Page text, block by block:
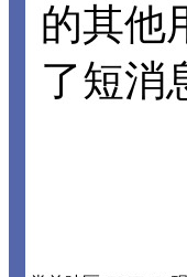
的其他
了短消